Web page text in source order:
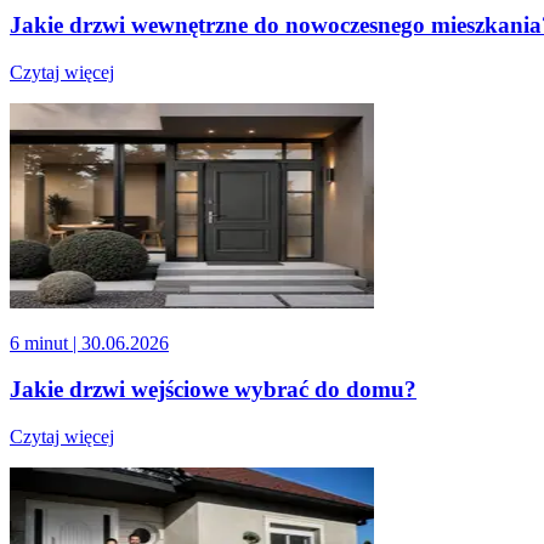
Jakie drzwi wewnętrzne do nowoczesnego
Czytaj więcej
6 minut | 30.06.2026
Jakie drzwi wejściowe wybrać do domu?
Czytaj więcej